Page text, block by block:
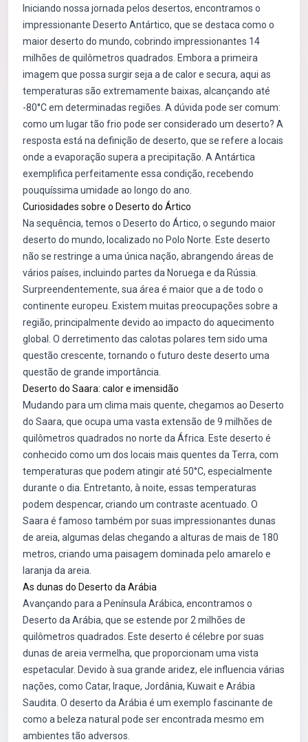
Iniciando nossa jornada pelos desertos, encontramos o
impressionante Deserto Antártico, que se destaca como o
maior deserto do mundo, cobrindo impressionantes 14
milhões de quilômetros quadrados. Embora a primeira
imagem que possa surgir seja a de calor e secura, aqui as
temperaturas são extremamente baixas, alcançando até
-80°C em determinadas regiões. A dúvida pode ser comum:
como um lugar tão frio pode ser considerado um deserto? A
resposta está na definição de deserto, que se refere a locais
onde a evaporação supera a precipitação. A Antártica
exemplifica perfeitamente essa condição, recebendo
pouquíssima umidade ao longo do ano.
Curiosidades sobre o Deserto do Ártico
Na sequência, temos o Deserto do Ártico, o segundo maior
deserto do mundo, localizado no Polo Norte. Este deserto
não se restringe a uma única nação, abrangendo áreas de
vários países, incluindo partes da Noruega e da Rússia.
Surpreendentemente, sua área é maior que a de todo o
continente europeu. Existem muitas preocupações sobre a
região, principalmente devido ao impacto do aquecimento
global. O derretimento das calotas polares tem sido uma
questão crescente, tornando o futuro deste deserto uma
questão de grande importância.
Deserto do Saara: calor e imensidão
Mudando para um clima mais quente, chegamos ao Deserto
do Saara, que ocupa uma vasta extensão de 9 milhões de
quilômetros quadrados no norte da África. Este deserto é
conhecido como um dos locais mais quentes da Terra, com
temperaturas que podem atingir até 50°C, especialmente
durante o dia. Entretanto, à noite, essas temperaturas
podem despencar, criando um contraste acentuado. O
Saara é famoso também por suas impressionantes dunas
de areia, algumas delas chegando a alturas de mais de 180
metros, criando uma paisagem dominada pelo amarelo e
laranja da areia.
As dunas do Deserto da Arábia
Avançando para a Península Arábica, encontramos o
Deserto da Arábia, que se estende por 2 milhões de
quilômetros quadrados. Este deserto é célebre por suas
dunas de areia vermelha, que proporcionam uma vista
espetacular. Devido à sua grande aridez, ele influencia várias
nações, como Catar, Iraque, Jordânia, Kuwait e Arábia
Saudita. O deserto da Arábia é um exemplo fascinante de
como a beleza natural pode ser encontrada mesmo em
ambientes tão adversos.